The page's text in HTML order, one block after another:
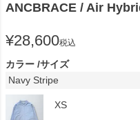
ANCBRACE / Air
¥28,600税込
カラー サイズ
Navy Stripe
XS